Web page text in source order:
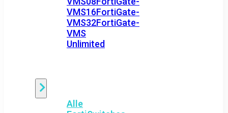
VMS16FortiGate-
VMS32FortiGate-
VMS
Unlimited
Alle